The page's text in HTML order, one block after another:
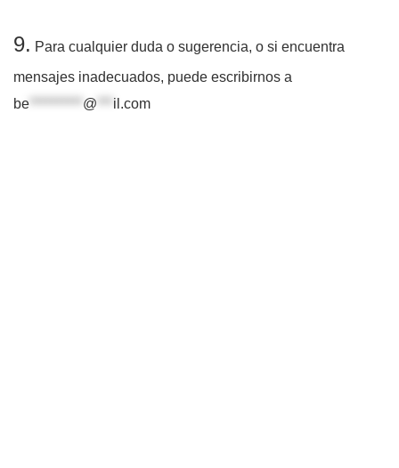
9. Para cualquier duda o sugerencia, o si encuentra
mensajes inadecuados, puede escribirnos a
be ********** @ *** il.com